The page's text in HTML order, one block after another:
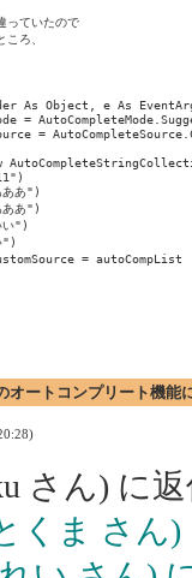
っていたので
ろ、
As Object, e As
=
=
あ")
あ")
")
= autoCompList
オートコンプリート機能
さん) に
くま さん)